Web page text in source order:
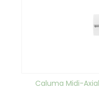
Caluma Midi-